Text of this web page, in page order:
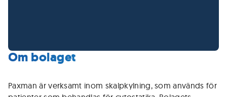
Om bolaget
Paxman är verksamt inom skalpkylning, som används för